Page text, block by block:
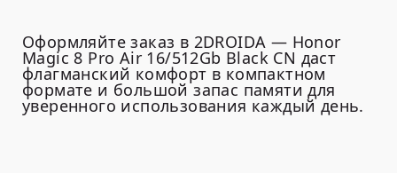
Оформляйте заказ в 2DROIDA — Honor
Magic 8 Pro Air 16/512Gb Black CN даст
флагманский комфорт в компактном
формате и большой запас памяти для
уверенного использования каждый день.